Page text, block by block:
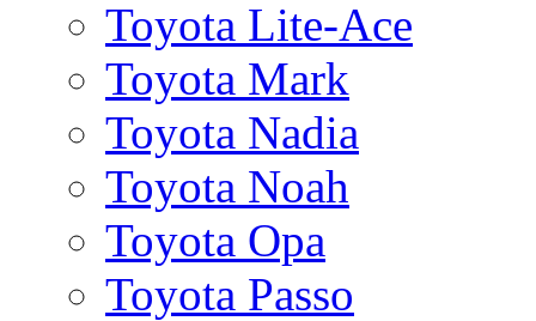
Toyota Lite-Ace
Toyota Mark
Toyota Nadia
Toyota Noah
Toyota Opa
Toyota Passo